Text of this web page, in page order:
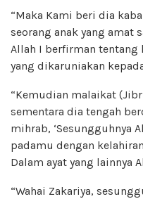
“Maka Kami beri dia
seorang anak yang amat
Allah I berfirman tentang
yang dikaruniakan
“Kemudian malaikat
sementara dia tengah
mihrab, ‘Sesungguhnya
padamu dengan
Dalam ayat yang lainnya
“Wahai Zakariya,